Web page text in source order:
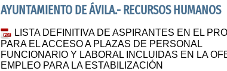
AYUNTAMIENTO DE ÁVILA.- RECURSOS HUMANOS
LISTA DEFINITIVA DE ASPIRANTES EN EL
PARA EL ACCESO A PLAZAS DE PERSONAL
FUNCIONARIO Y LABORAL INCLUIDAS EN LA
EMPLEO PARA LA ESTABILIZACIÓN